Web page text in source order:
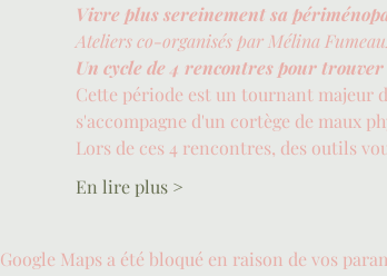
Vivre plus sereinement sa
Ateliers co-organisés par Mélina
Un cycle de 4 rencontres pour
Cette période est un tournant majeur
s'accompagne d'un cortège de maux
Lors de ces 4 rencontres, des outils
En lire plus >
Google Maps a été bloqué en raison de vos